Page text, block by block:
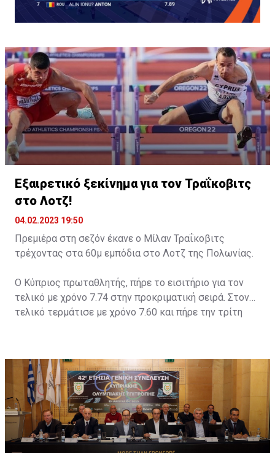
Εξαιρετικό ξεκίνημα για τον Τραΐκοβιτς
στο Λοτζ!
04.02.2023 19:50
Πρεμιέρα στη σεζόν έκανε ο Μίλαν Τραΐκοβιτς
τρέχοντας στα 60μ εμπόδια στο Λοτζ της Πολωνίας.
Ο Κύπριος πρωταθλητής, πήρε το εισιτήριο για τον
τελικό με χρόνο 7.74 στην προκριματική σειρά. Στον
τελικό τερμάτισε με χρόνο 7.60 και πήρε την τρίτη